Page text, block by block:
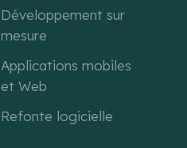
Développement sur
mesure
Applications mobiles
et Web
Refonte logicielle